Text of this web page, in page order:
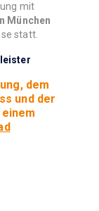
mit
München
statt.
dem
und der